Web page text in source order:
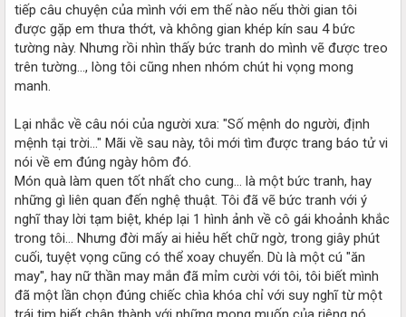
tiếp câu chuyện của mình với em thế nào nếu thời gian tôi
được gặp em thưa thớt, và không gian khép kín sau 4 bức
tường này. Nhưng rồi nhìn thấy bức tranh do mình vẽ được treo
trên tường..., lòng tôi cũng nhen nhóm chút hi vọng mong
manh.
Lại nhắc về câu nói của người xưa: "Số mệnh do người, định
mệnh tại trời..." Mãi về sau này, tôi mới tìm được trang báo tử vi
nói về em đúng ngày hôm đó.
Món quà làm quen tốt nhất cho cung... là một bức tranh, hay
những gì liên quan đến nghệ thuật. Tôi đã vẽ bức tranh với ý
nghĩ thay lời tạm biệt, khép lại 1 hình ảnh về cô gái khoảnh khắc
trong tôi... Nhưng đời mấy ai hiẻu hết chữ ngờ, trong giây phút
cuối, tuyệt vọng cũng có thể xoay chuyển. Dù là một cú "ăn
may", hay nữ thần may mắn đã mỉm cười với tôi, tôi biết mình
đã một lần chọn đúng chiếc chìa khóa chỉ với suy nghĩ từ một